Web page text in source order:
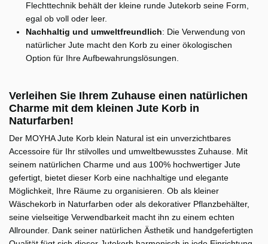
Flechttechnik behält der kleine runde Jutekorb seine Form,
egal ob voll oder leer.
Nachhaltig und umweltfreundlich: Die Verwendung von
natürlicher Jute macht den Korb zu einer ökologischen
Option für Ihre Aufbewahrungslösungen.
Verleihen Sie Ihrem Zuhause einen natürlichen
Charme mit dem kleinen Jute Korb in
Naturfarben!
Der MOYHA Jute Korb klein Natural ist ein unverzichtbares
Accessoire für Ihr stilvolles und umweltbewusstes Zuhause. Mit
seinem natürlichen Charme und aus 100% hochwertiger Jute
gefertigt, bietet dieser Korb eine nachhaltige und elegante
Möglichkeit, Ihre Räume zu organisieren. Ob als kleiner
Wäschekorb in Naturfarben oder als dekorativer Pflanzbehälter,
seine vielseitige Verwendbarkeit macht ihn zu einem echten
Allrounder. Dank seiner natürlichen Ästhetik und handgefertigten